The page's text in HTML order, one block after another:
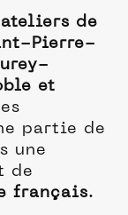
de
Pierre-
et
partie de
une
de
français.